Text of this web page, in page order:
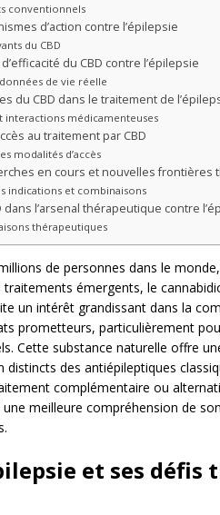
conventionnels
d’action contre l’épilepsie
du CBD
du CBD contre l’épilepsie
de vie réelle
du CBD dans le traitement de
interactions médicamenteuses
au traitement par CBD
modalités d’accès
en cours et nouvelles frontières
indications et combinaisons
l’arsenal thérapeutique contre
thérapeutiques
de personnes dans le
émergents, le
un intérêt grandissant dans la
prometteurs, particulièrement
Cette substance naturelle offre
distincts des antiépileptiques
complémentaire ou
meilleure compréhension de
et ses défis